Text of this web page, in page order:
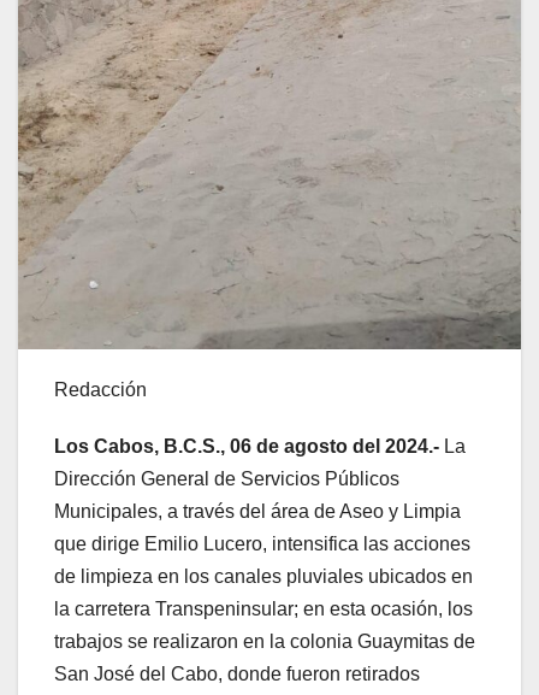
Redacción
Los Cabos, B.C.S., 06 de agosto del 2024.- La
Dirección General de Servicios Públicos
Municipales, a través del área de Aseo y Limpia
que dirige Emilio Lucero, intensifica las acciones
de limpieza en los canales pluviales ubicados en
la carretera Transpeninsular; en esta ocasión, los
trabajos se realizaron en la colonia Guaymitas de
San José del Cabo, donde fueron retirados